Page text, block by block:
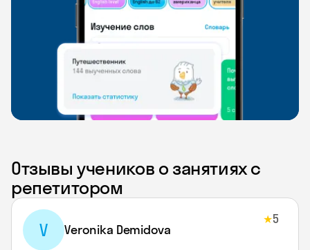
Отзывы учеников о занятиях с
репетитором
V Veronika Demidova
★5